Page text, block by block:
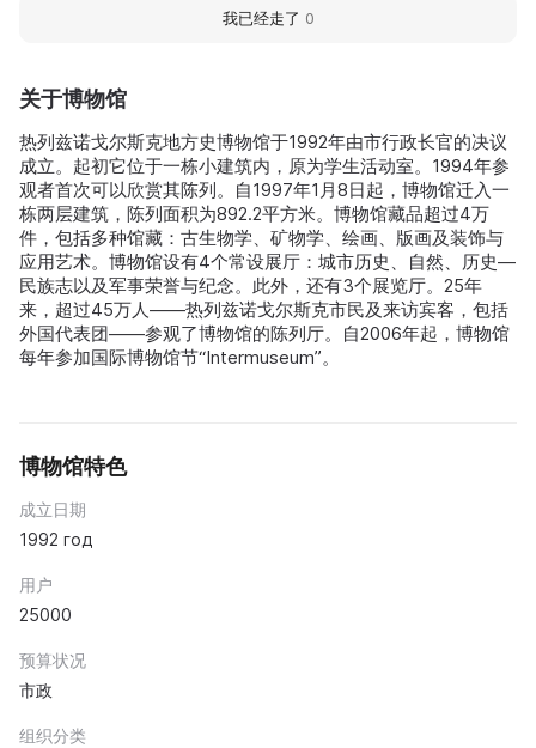
关于博物馆
热列兹诺戈尔斯克地方史博物馆于1992年由市行政长官的决议
成立。起初它位于一栋小建筑内，原为学生活动室。1994年参
观者首次可以欣赏其陈列。自1997年1月8日起，博物馆迁入一
栋两层建筑，陈列面积为892.2平方米。博物馆藏品超过4万
件，包括多种馆藏：古生物学、矿物学、绘画、版画及装饰与
应用艺术。博物馆设有4个常设展厅：城市历史、自然、历史—
民族志以及军事荣誉与纪念。此外，还有3个展览厅。25年
来，超过45万人——热列兹诺戈尔斯克市民及来访宾客，包括
外国代表团——参观了博物馆的陈列厅。自2006年起，博物馆
每年参加国际博物馆节“Intermuseum”。
博物馆特色
成立日期
1992 год
用户
25000
预算状况
市政
组织分类
我已经走了 0